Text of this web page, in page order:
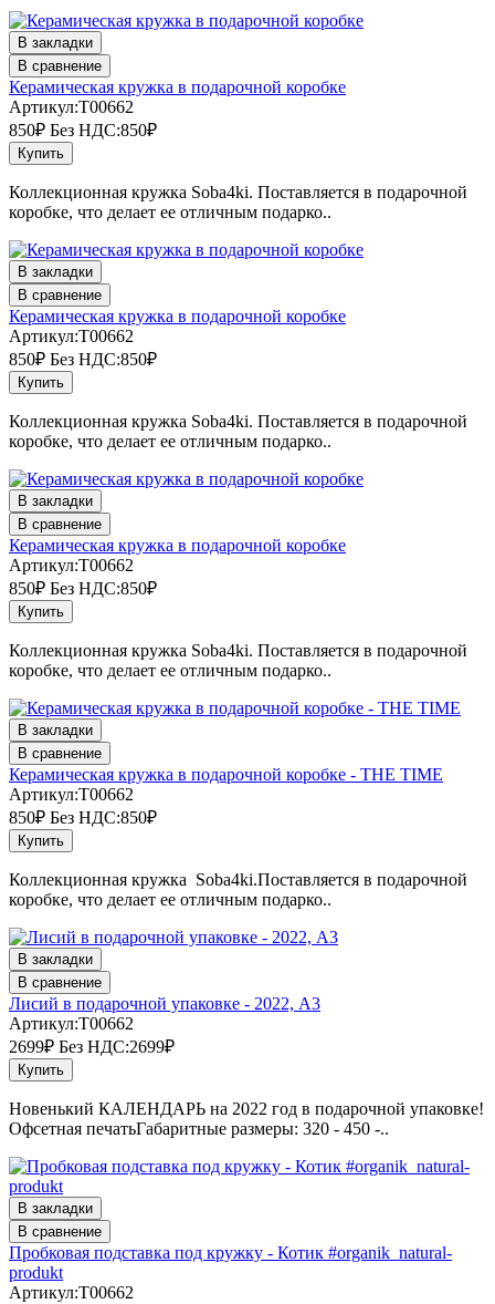
В закладки
В сравнение
Керамическая кружка в подарочной коробке
Артикул:T00662
850₽ Без НДС:850₽
Купить
Коллекционная кружка Soba4ki. Поставляется в подарочной
коробке, что делает ее отличным подарко..
В закладки
В сравнение
Керамическая кружка в подарочной коробке
Артикул:T00662
850₽ Без НДС:850₽
Купить
Коллекционная кружка Soba4ki. Поставляется в подарочной
коробке, что делает ее отличным подарко..
В закладки
В сравнение
Керамическая кружка в подарочной коробке
Артикул:T00662
850₽ Без НДС:850₽
Купить
Коллекционная кружка Soba4ki. Поставляется в подарочной
коробке, что делает ее отличным подарко..
В закладки
В сравнение
Керамическая кружка в подарочной коробке - THE TIME
Артикул:T00662
850₽ Без НДС:850₽
Купить
Коллекционная кружка Soba4ki.Поставляется в подарочной
коробке, что делает ее отличным подарко..
В закладки
В сравнение
Лисий в подарочной упаковке - 2022, А3
Артикул:T00662
2699₽ Без НДС:2699₽
Купить
Новенький КАЛЕНДАРЬ на 2022 год в подарочной упаковке!
Офсетная печатьГабаритные размеры: 320 - 450 -..
В закладки
В сравнение
Пробковая подставка под кружку - Котик #organik_natural-
produkt
Артикул:T00662